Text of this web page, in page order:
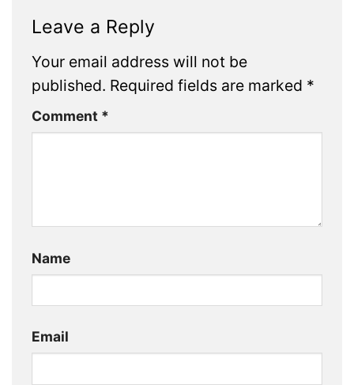
Leave a Reply
Your email address will not be
published. Required fields are marked *
Comment *
Name
Email